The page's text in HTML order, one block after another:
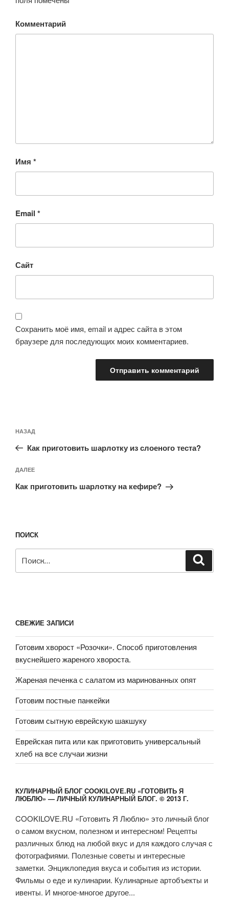
Комментарий
Имя *
Email *
Сайт
Сохранить моё имя, email и адрес сайта в этом
браузере для последующих моих комментариев.
по
записям
Предыдущая
запись:
НАЗАД
Как приготовить шарлотку из слоеного теста?
Следующая
запись
ДАЛЕЕ
Как приготовить шарлотку на кефире?
ПОИСК
СВЕЖИЕ ЗАПИСИ
Готовим хворост «Розочки». Способ приготовления
вкуснейшего жареного хвороста.
Жареная печенка с салатом из маринованных опят
Готовим постные панкейки
Готовим сытную еврейскую шакшуку
Еврейская пита или как приготовить универсальный
хлеб на все случаи жизни
КУЛИНАРНЫЙ БЛОГ COOKILOVE.RU «ГОТОВИТЬ Я
ЛЮБЛЮ» — ЛИЧНЫЙ КУЛИНАРНЫЙ БЛОГ. © 2013 Г.
COOKILOVE.RU «Готовить Я Люблю» это личный блог
о самом вкусном, полезном и интересном! Рецепты
различных блюд на любой вкус и для каждого случая с
фотографиями. Полезные советы и интересные
заметки. Энциклопедия вкуса и события из истории.
Фильмы о еде и кулинарии. Кулинарные артобъекты и
ивенты. И многое-многое другое...